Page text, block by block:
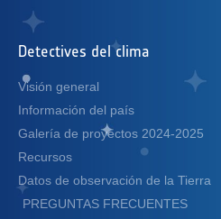
Detectives del clima
Visión general
Información del país
Galería de proyectos 2024-2025
Recursos
Datos de observación de la Tierra
PREGUNTAS FRECUENTES